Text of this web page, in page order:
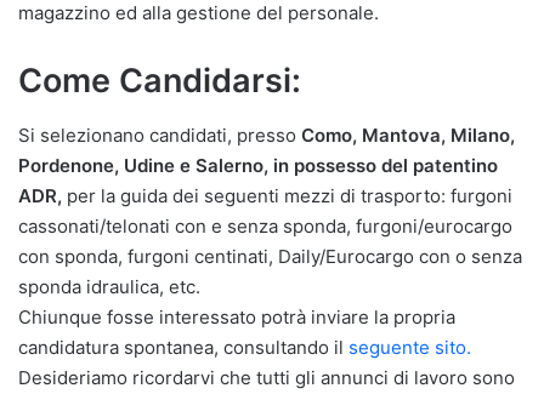
magazzino ed alla gestione del personale.
Come Candidarsi:
Si selezionano candidati, presso Como, Mantova, Milano,
Pordenone, Udine e Salerno, in possesso del patentino
ADR, per la guida dei seguenti mezzi di trasporto: furgoni
cassonati/telonati con e senza sponda, furgoni/eurocargo
con sponda, furgoni centinati, Daily/Eurocargo con o senza
sponda idraulica, etc.
Chiunque fosse interessato potrà inviare la propria
candidatura spontanea, consultando il seguente sito.
Desideriamo ricordarvi che tutti gli annunci di lavoro sono